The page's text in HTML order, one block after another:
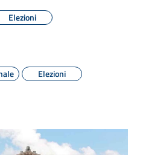
Elezioni
Elezioni